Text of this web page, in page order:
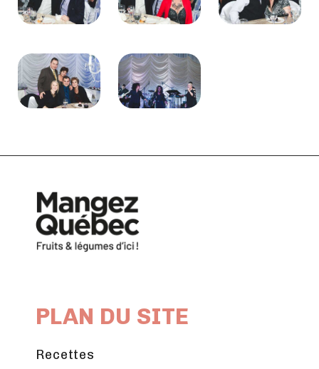
PLAN DU SITE
Recettes